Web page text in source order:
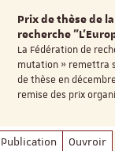
Prix de thèse de
recherche
La Fédération de
mutation » remettra
de thèse en
remise des prix
Publication Ouvroir